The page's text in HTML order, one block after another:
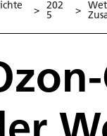
> 202
5 >